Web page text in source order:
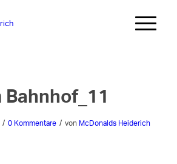
/ 0 Kommentare / vonMcDonalds Heiderich